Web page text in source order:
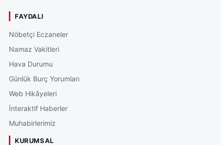
FAYDALI
Nöbetçi Eczaneler
Namaz Vakitleri
Hava Durumu
Günlük Burç Yorumları
Web Hikâyeleri
İnteraktif Haberler
Muhabirlerimiz
KURUMSAL